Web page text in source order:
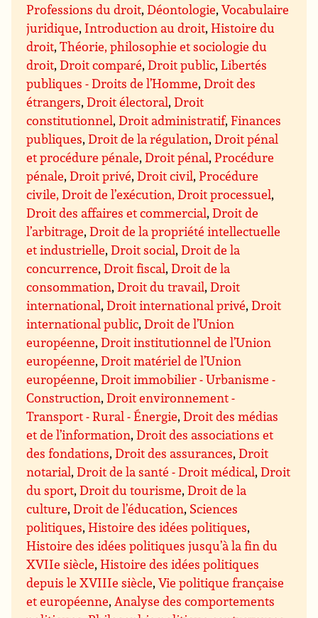
Professions du droit,Déontologie,Vocabulaire
juridique, Introduction au droit,Histoire du
droit,Théorie, philosophie et sociologie du
droit,Droit comparé,Droit public,Libertés
publiques - Droits de l’Homme,Droit des
étrangers,Droit électoral,Droit
constitutionnel,Droit administratif,Finances
publiques,Droit de la régulation,Droit pénal
et procédure pénale,Droit pénal,Procédure
pénale,Droit privé,Droit civil,Procédure
civile, Droit de l’exécution, Droit processuel,
Droit des affaires et commercial,Droit de
l’arbitrage,Droit de la propriété intellectuelle
et industrielle,Droit social,Droit de la
concurrence,Droit fiscal,Droit de la
consommation,Droit du travail,Droit
international,Droit international privé,Droit
international public,Droit de l’Union
européenne,Droit institutionnel de l’Union
européenne,Droit matériel de l’Union
européenne,Droit immobilier - Urbanisme -
Construction,Droit environnement -
Transport - Rural - Énergie,Droit des médias
et de l’information,Droit des associations et
des fondations,Droit des assurances,Droit
notarial,Droit de la santé - Droit médical,Droit
du sport,Droit du tourisme,Droit de la
culture,Droit de l’éducation, Sciences
politiques,Histoire des idées politiques,
Histoire des idées politiques jusqu’à la fin du
XVIIe siècle,Histoire des idées politiques
depuis le XVIIIe siècle,Vie politique française
et européenne, Analyse des comportements